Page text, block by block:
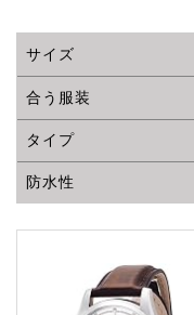
サイズ
合う服装
タイプ
防水性